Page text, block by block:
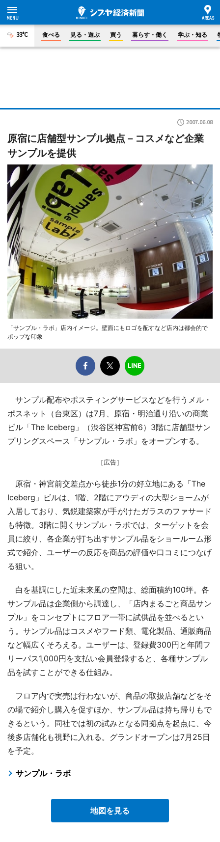
33°C 食べる 見る・遊ぶ 買う 暮らす・働く 学ぶ・知る
2007.06.08
原宿に店舗型サンプル拠点－コスメなど企業
サンプルを提供
「サンプル・ラボ」店内イメージ。壁面にもロゴを配すなど店内は都会的で
ポップな印象
サンプル配布やポスティングサービスなどを行うメル・
ポスネット（台東区）は7月、原宿・明治通り沿いの商業
ビル「The Iceberg」（渋谷区神宮前6）3階に店舗型サン
プリングスペース「サンプル・ラボ」をオープンする。
［広告］
原宿・神宮前交差点から徒歩1分の好立地にある「The
Iceberg」ビルは、1階、2階にアウディの大型ショームが
入居しており、気鋭建築家が手がけたガラスのファサード
も特徴。3階に開くサンプル・ラボでは、ターゲットを会
員に絞り、各企業が打ち出すサンプル品をショールーム形
式で紹介、ユーザーの反応を商品の評価や口コミにつなげ
る狙い。
白を基調にした近未来風の空間は、総面積約100坪。各
サンプル品は企業側から調達し、「店内まるごと商品サン
プル」をコンセプトにフロア一帯に試供品を並べるとい
う。サンプル品はコスメやフード類、電化製品、通販商品
など幅広くそろえる。ユーザーは、登録費300円と年間フ
リーパス1,000円を支払い会員登録すると、各種サンプル
品を試すことができる仕組み。
フロア内で実売は行わないが、商品の取扱店舗などをそ
の場で紹介し購入を促すほか、サンプル品は持ち帰りもで
きるという。同社では初の試みとなる同拠点を起点に、今
後多店舗化も視野に入れる。グランドオープンは7月25日
を予定。
サンプル・ラボ
地図を見る